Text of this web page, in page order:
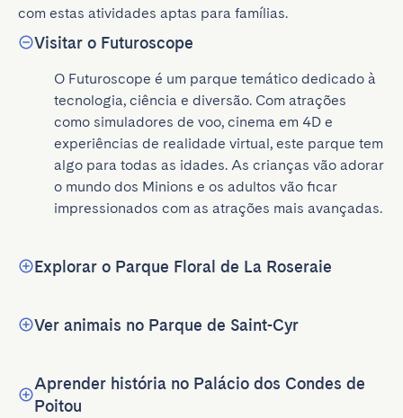
com estas atividades aptas para famílias.
Visitar o Futuroscope
O Futuroscope é um parque temático dedicado à
tecnologia, ciência e diversão. Com atrações
como simuladores de voo, cinema em 4D e
experiências de realidade virtual, este parque tem
algo para todas as idades. As crianças vão adorar
o mundo dos Minions e os adultos vão ficar
impressionados com as atrações mais avançadas.
Explorar o Parque Floral de La Roseraie
Ver animais no Parque de Saint-Cyr
Aprender história no Palácio dos Condes de
Poitou